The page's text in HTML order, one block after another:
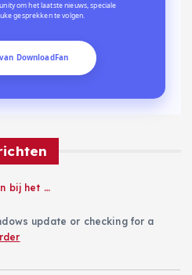
om het laatste nieuws, speciale
gesprekken te volgen.
DownloadFan
bij het …
update or checking for a